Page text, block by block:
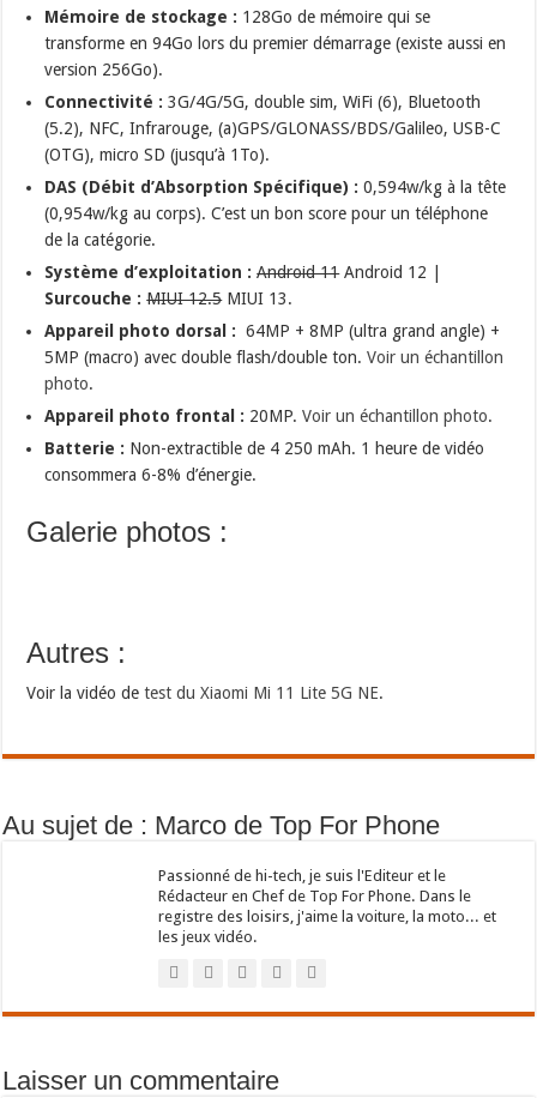
Mémoire de stockage : 128Go de mémoire qui se
transforme en 94Go lors du premier démarrage (existe aussi en
version 256Go).
Connectivité : 3G/4G/5G, double sim, WiFi (6), Bluetooth
(5.2), NFC, Infrarouge, (a)GPS/GLONASS/BDS/Galileo, USB-C
(OTG), micro SD (jusqu’à 1To).
DAS (Débit d’Absorption Spécifique) : 0,594w/kg à la tête
(0,954w/kg au corps). C’est un bon score pour un téléphone
de la catégorie.
Système d’exploitation : Android 11Android 12 |
Surcouche :MIUI 12.5MIUI 13.
Appareil photo dorsal : 64MP + 8MP (ultra grand angle) +
5MP (macro) avec double flash/double ton.Voir un échantillon
photo.
Appareil photo frontal : 20MP.Voir un échantillon photo.
Batterie : Non-extractible de 4 250 mAh. 1 heure de vidéo
consommera 6-8% d’énergie.
Galerie photos :
Autres :
Voir la vidéo detest du Xiaomi Mi 11 Lite 5G NE.
Au sujet de : Marco de Top For Phone
Passionné de hi-tech, je suis l'Editeur et le
Rédacteur en Chef de Top For Phone. Dans le
registre des loisirs, j'aime la voiture, la moto... et
les jeux vidéo.
Laisser un commentaire